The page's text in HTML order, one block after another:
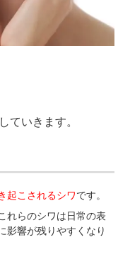
ていきます。
起こされるシワです。
れらのシワは日常の表
影響が残りやすくなり